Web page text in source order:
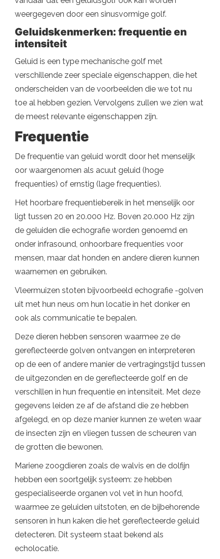
weergegeven door een sinusvormige golf.
Geluidskenmerken: frequentie en
intensiteit
Geluid is een type mechanische golf met
verschillende zeer speciale eigenschappen, die het
onderscheiden van de voorbeelden die we tot nu
toe al hebben gezien. Vervolgens zullen we zien wat
de meest relevante eigenschappen zijn.
Frequentie
De frequentie van geluid wordt door het menselijk
oor waargenomen als acuut geluid (hoge
frequenties) of ernstig (lage frequenties).
Het hoorbare frequentiebereik in het menselijk oor
ligt tussen 20 en 20.000 Hz. Boven 20.000 Hz zijn
de geluiden die echografie worden genoemd en
onder infrasound, onhoorbare frequenties voor
mensen, maar dat honden en andere dieren kunnen
waarnemen en gebruiken.
Vleermuizen stoten bijvoorbeeld echografie -golven
uit met hun neus om hun locatie in het donker en
ook als communicatie te bepalen.
Deze dieren hebben sensoren waarmee ze de
gereflecteerde golven ontvangen en interpreteren
op de een of andere manier de vertragingstijd tussen
de uitgezonden en de gereflecteerde golf en de
verschillen in hun frequentie en intensiteit. Met deze
gegevens leiden ze af de afstand die ze hebben
afgelegd, en op deze manier kunnen ze weten waar
de insecten zijn en vliegen tussen de scheuren van
de grotten die bewonen.
Mariene zoogdieren zoals de walvis en de dolfijn
hebben een soortgelijk systeem: ze hebben
gespecialiseerde organen vol vet in hun hoofd,
waarmee ze geluiden uitstoten, en de bijbehorende
sensoren in hun kaken die het gereflecteerde geluid
detecteren. Dit systeem staat bekend als
echolocatie.